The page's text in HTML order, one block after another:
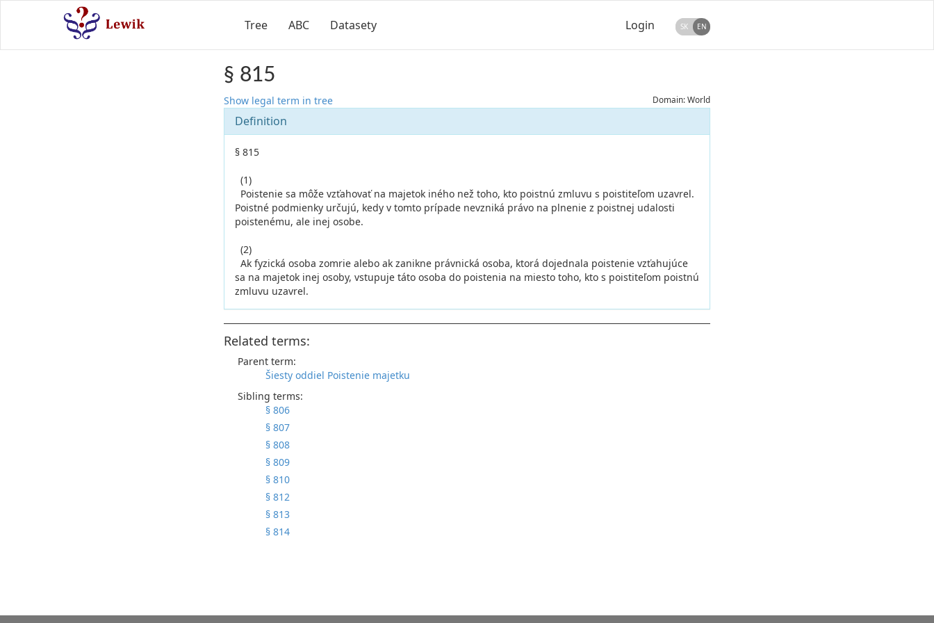
Tree ABC Datasety Login SK EN
§ 815
Show legal term in tree Domain: World
Definition
§ 815
(1)
Poistenie sa môže vzťahovať na majetok iného než toho, kto poistnú zmluvu s poistiteľom uzavrel.
Poistné podmienky určujú, kedy v tomto prípade nevzniká právo na plnenie z poistnej udalosti
poistenému, ale inej osobe.
(2)
Ak fyzická osoba zomrie alebo ak zanikne právnická osoba, ktorá dojednala poistenie vzťahujúce
sa na majetok inej osoby, vstupuje táto osoba do poistenia na miesto toho, kto s poistiteľom poistnú
zmluvu uzavrel.
Related terms:
Parent term:
Šiesty oddiel Poistenie majetku
Sibling terms:
§ 806
§ 807
§ 808
§ 809
§ 810
§ 812
§ 813
§ 814